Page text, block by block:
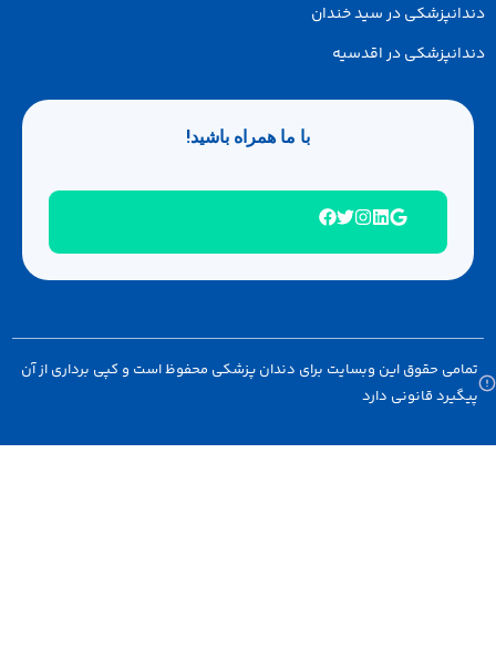
در سید خندان
در اقدسیه
با ما همراه باشید!
حقوق این وبسایت برای دندان پزشکی محفوظ است و کپی برداری از آن
قانونی دارد